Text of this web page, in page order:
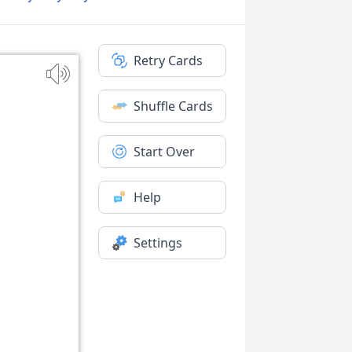
Retry Cards
Shuffle Cards
Start Over
Help
Settings